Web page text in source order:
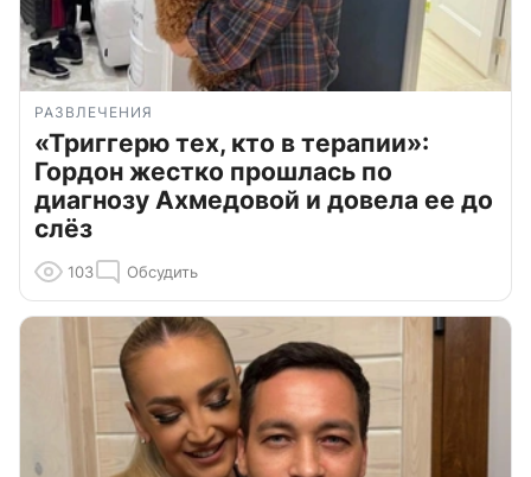
РАЗВЛЕЧЕНИЯ
«Триггерю тех, кто в терапии»:
Гордон жестко прошлась по
диагнозу Ахмедовой и довела ее до
слёз
103 Обсудить